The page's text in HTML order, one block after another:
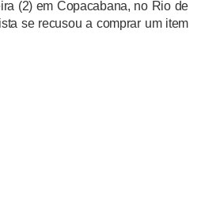
(2) em Copacabana, no Rio de
se recusou a comprar um item